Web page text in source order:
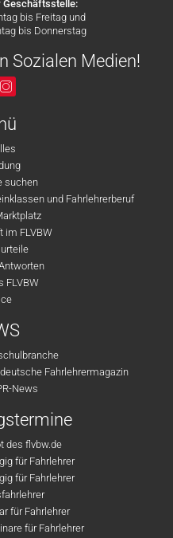
Geschäftsstelle:
bis Freitag und
bis Donnerstag
Sozialen Medien!
suchen
und Fahrlehrerberuf
im FLVBW
FLVBW
Fahrlehrermagazin
News
des flvbw.de
für Fahrlehrer
für Fahrlehrer
für Fahrlehrer
für Fahrlehrer